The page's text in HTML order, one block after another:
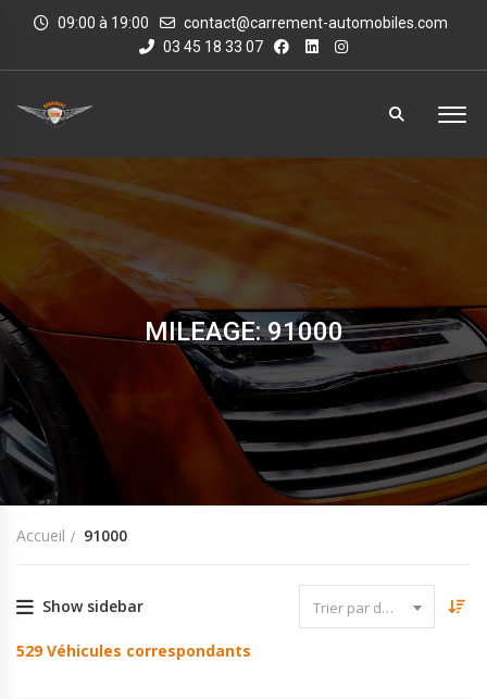
09:00 à 19:00
contact@carrement-automobiles.com
03 45 18 33 07
MILEAGE: 91000
Accueil 91000
Show sidebar Trier par date
529 Véhicules correspondants